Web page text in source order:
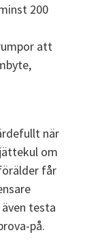
200
att
när
om
får
testa
på.